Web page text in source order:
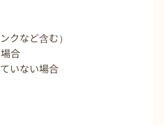
クなど含む）
合
いない場合